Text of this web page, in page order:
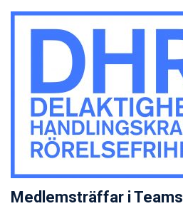
Medlemsträffar i Teams